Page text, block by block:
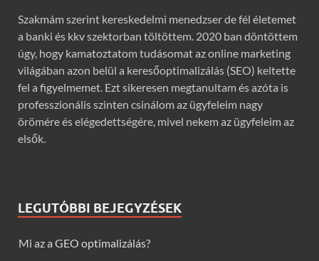
Szakmám szerint kereskedelmi menedzser de fél életemet
a banki és kkv szektorban töltöttem. 2020 ban döntöttem
úgy, hogy kamatoztatom tudásomat az online marketing
világában azon belül a keresőoptimalizálás (SEO) keltette
fel a figyelmemet. Ezt sikeresen megtanultam és azóta is
professzionális szinten csinálom az ügyfeleim nagy
örömére és elégedettségére, mivel nekem az ügyfeleim az
elsők.
LEGUTÓBBI BEJEGYZÉSEK
Mi az a GEO optimalizálás?